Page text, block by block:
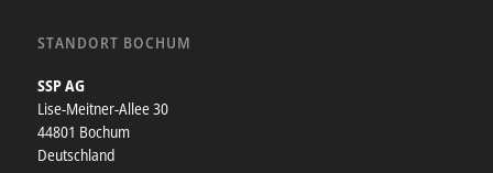
STANDORT BOCHUM
SSP AG
Lise-Meitner-Allee 30
44801 Bochum
Deutschland